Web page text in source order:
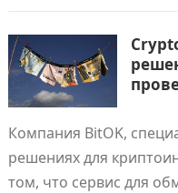
Компания BitOK,
решениях для
том, что сервис для